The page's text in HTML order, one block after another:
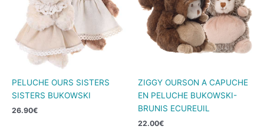
PELUCHE OURS SISTERS
SISTERS BUKOWSKI
26.90€
ZIGGY OURSON A CAPUCHE
EN PELUCHE BUKOWSKI-
BRUNIS ECUREUIL
22.00€